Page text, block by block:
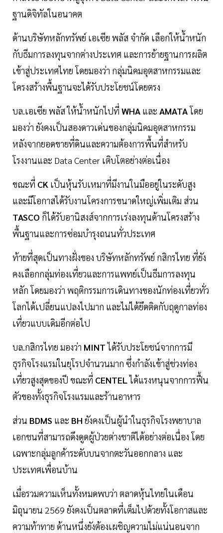
ฐานดิจิทัลในอนาคต
ด้านบริษัทหลักทรัพย์ เอเซีย พลัส จำกัด เลือกให้น้ำหนัก
กับธีมการลงทุนจากต่างประเทศ และการย้ายฐานการผลิต
เข้าสู่ประเทศไทย โดยมองว่า กลุ่มนิคมอุตสาหกรรมและ
โครงสร้างพื้นฐานจะได้รับประโยชน์โดยตรง
บล.เอเซีย พลัส ให้น้ำหนักไปที่ WHA และ AMATAโดย
มองว่า ยังคงเป็นสองดาวเด่นของกลุ่มนิคมอุตสาหกรรม
หลังจากยอดขายที่ดินและความต้องการพื้นที่สำหรับ
โรงงานและ Data Center เติบโตอย่างต่อเนื่อง
ขณะที่ CK เป็นหุ้นรับเหมาที่มีงานในมืออยู่ในระดับสูง
และมีโอกาสได้รับงานโครงการขนาดใหญ่เพิ่มเติม ส่วน
TASCO ก็ได้รับอานิสงส์จากการเร่งลงทุนด้านโครงสร้าง
พื้นฐานและการซ่อมบำรุงถนนทั่วประเทศ
ท้ายที่สุดเป็นทางฝั่งของ บริษัทหลักทรัพย์ กสิกรไทย ที่ยัง
คงเลือกกลุ่มท่องเที่ยวและการแพทย์เป็นธีมการลงทุน
หลัก โดยมองว่า พฤติกรรมการเดินทางของนักท่องเที่ยวทั่ว
โลกได้เปลี่ยนแปลงไปมาก และไม่ได้ยึดติดกับฤดูกาลท่อง
เที่ยวแบบเดิมอีกต่อไป
บล.กสิกรไทย มองว่า MINTได้รับประโยชน์จากการมี
ธุรกิจโรงแรมในยุโรปจำนวนมาก ซึ่งกำลังเข้าสู่ช่วงท่อง
เที่ยวสูงสุดของปี ขณะที่ CENTELได้แรงหนุนจากการฟื้น
ตัวของทั้งธุรกิจโรงแรมและร้านอาหาร
ส่วน BDMS และ BH ยังคงเป็นผู้นำในธุรกิจโรงพยาบาล
เอกชนที่สามารถดึงดูดผู้ป่วยต่างชาติได้อย่างต่อเนื่อง โดย
เฉพาะกลุ่มลูกค้าระดับบนจากตะวันออกกลาง และ
ประเทศเพื่อนบ้าน
เมื่อรวมความเห็นทั้งหมดพบว่า ตลาดหุ้นไทยในเดือน
มิถุนายน 2569 ยังคงเป็นตลาดที่เต็มไปด้วยทั้งโอกาสและ
ความท้าทาย ด้านหนึ่งยังต้องเผชิญความไม่แน่นอนจาก